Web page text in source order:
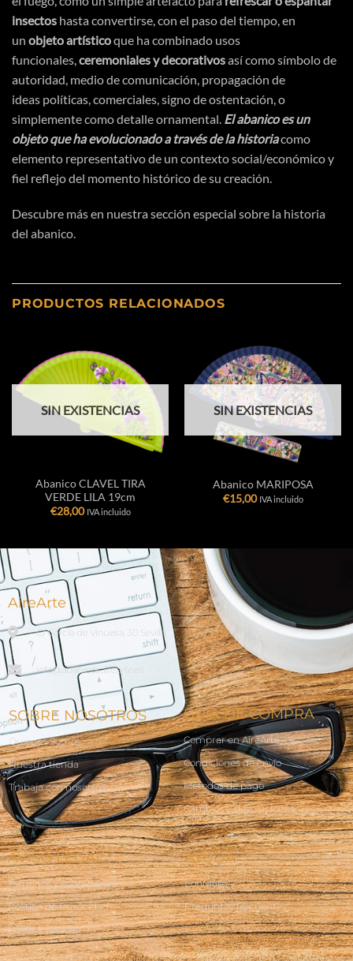
insectos hasta convertirse, con el paso del tiempo, en
un objetoartísticoque ha combinado usos
funcionales, ceremoniales y decorativosasí comosímbolode
autoridad, medio decomunicación propagación de
ideas políticas , comerciales, signo deostentación , o
simplemente como detalle ornamental. El abanico es un
objeto que ha evolucionado atravésde la historiacomo
elemento representativo de un contexto social/económicoy
fiel reflejo del momento históricode su creación
Descubre más en nuestra sección especial sobre la historia
del abanico.
PRODUCTOS RELACIONADOS
SIN EXISTENCIAS
Abanico CLAVEL TIRA
VERDE LILA 19cm
€28,00 IVA incluido
SIN EXISTENCIAS
Abanico MARIPOSA
€15,00 IVA incluido
AireArte
C/ García de Vinuesa, 30 Sevilla
info@abanicosairearte.es
SOBRE NOSOTROS
Quienes Somos
Nuestra tienda
Trabaja con nosotros
GUÍA DE COMPRA
Comprar en AireArte
Condiciones de envío
Métodos de pago
Cambios y devoluciones
AVISO LEGAL
Terminos y condiciones
Política de Privacidad
Política Cookies
AYUDA
Contacto
Preguntas frecuentes